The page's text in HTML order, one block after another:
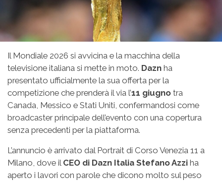
Il Mondiale 2026 si avvicina e la macchina della
televisione italiana si mette in moto. Dazn ha
presentato ufficialmente la sua offerta per la
competizione che prenderà il via l’11 giugno tra
Canada, Messico e Stati Uniti, confermandosi come
broadcaster principale dell’evento con una copertura
senza precedenti per la piattaforma.
L’annuncio è arrivato dal Portrait di Corso Venezia 11 a
Milano, dove il CEO di Dazn Italia Stefano Azzi ha
aperto i lavori con parole che dicono molto sul peso